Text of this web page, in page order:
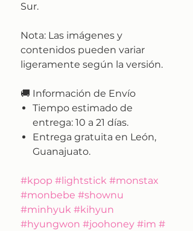
Sur.
Nota: Las imágenes y
contenidos pueden variar
ligeramente según la versión.
🚚 Información de Envío
Tiempo estimado de
entrega: 10 a 21 días.
Entrega gratuita en León,
Guanajuato.
#kpop #lightstick #monstax
#monbebe #shownu
#minhyuk #kihyun
#hyungwon #joohoney #im #